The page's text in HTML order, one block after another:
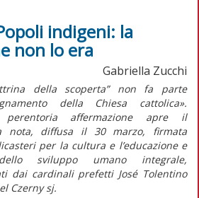
indigeni: la
non lo era
Gabriella Zucchi
della scoperta” non fa parte
della Chiesa cattolica».
perentoria affermazione apre il
nota, diffusa il 30 marzo, firmata
per la cultura e l’educazione e
sviluppo umano integrale,
dai cardinali prefetti José Tolentino
Czerny sj.